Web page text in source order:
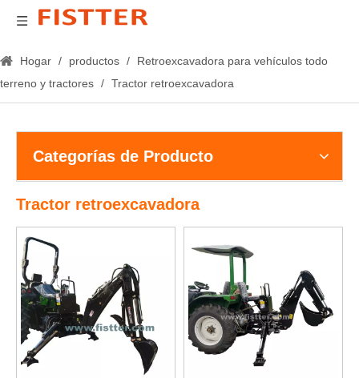
Hogar / productos /
Retroexcavadora para vehículos todo
terreno y tractores / Tractor retroexcavadora
Categorías de Producto
Tractor retroexcavadora